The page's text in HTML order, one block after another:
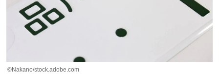
©︎Nakano/stock.adobe.com